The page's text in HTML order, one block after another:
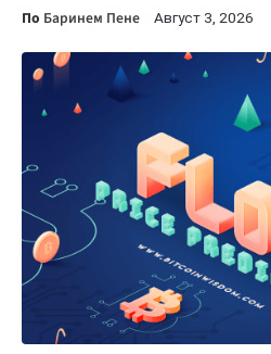
По Баринем Пене Август 3, 2026